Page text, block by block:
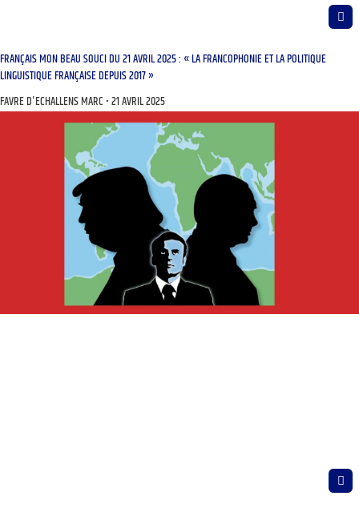
FRANÇAIS MON BEAU SOUCI DU 21 AVRIL 2025 : « LA FRANCOPHONIE ET LA POLITIQUE
LINGUISTIQUE FRANÇAISE DEPUIS 2017 »
FAVRE D'ECHALLENS MARC 21 AVRIL 2025